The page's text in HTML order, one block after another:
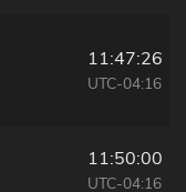
11:47:26
UTC-04:16
11:50:00
UTC-04:16